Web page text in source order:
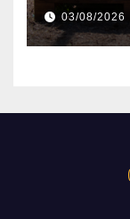
03/08/2026